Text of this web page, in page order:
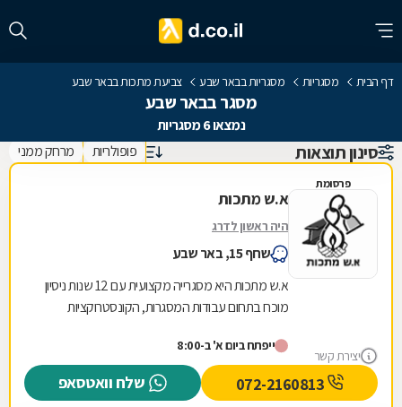
דף הבית מסגריות מסגריות בבאר שבע צביעת מתכות בבאר שבע
מסגר בבאר שבע
נמצאו 6 מסגריות
סינון תוצאות פופולריות מרחק ממני
פרסומת
יצירת קשר
א.ש מתכות
היה ראשון לדרג
שחף 15, באר שבע
א.ש מתכות היא מסגרייה מקצועית עם 12 שנות ניסיון
מוכח בתחום עבודות המסגרות, הקונסטרוקציות
והאלומיניום...
ייפתח ביום א' ב-8:00
שלח וואטסאפ